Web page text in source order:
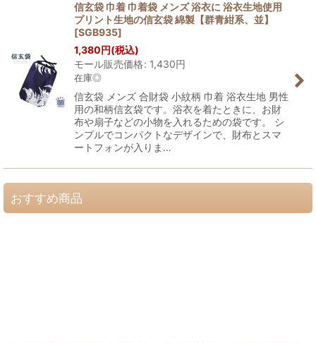
信玄袋 巾着 巾着袋 メンズ 浴衣に 浴衣生地使用
プリント生地の信玄袋 綿製【群青紺系、並】
[SGB935]
1,380円(税込)
モール販売価格: 1,430円
在庫◎
信玄袋 メンズ 合財袋 小紋柄 巾着 浴衣生地 男性
用の和柄信玄袋です。浴衣を着たときに、お財
布や扇子などの小物を入れるための袋です。 シ
ンプルでコンパクトなデザインで、財布とスマ
ートフォンが入りま…
おすすめ商品